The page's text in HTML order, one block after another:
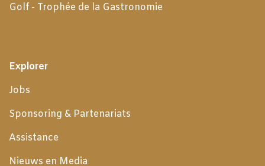
Golf - Trophée de la Gastronomie
Explorer
Jobs
Sponsoring & Partenariats
Assistance
Nieuws en Media